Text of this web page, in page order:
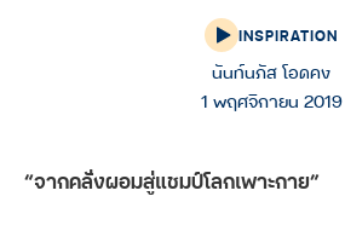
INSPIRATION
นันท์นภัส โอดคง
1 พฤศจิกายน 2019
“จากคลั่งผอมสู่แชมป์โลกเพาะกาย”